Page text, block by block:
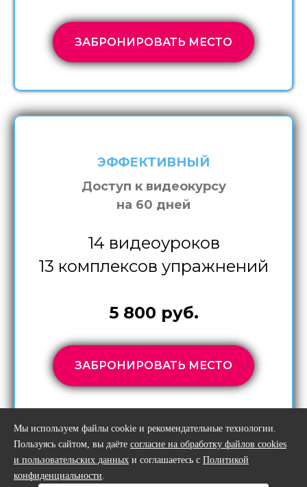
ЗАБРОНИРОВАТЬ МЕСТО
ЭФФЕКТИВНЫЙ
Доступ к видеокурсу
на 60 дней
14 видеоуроков
13 комплексов упражнений
5 800 руб.
ЗАБРОНИРОВАТЬ МЕСТО
ИП Логвина Я. А. Договор-оферта
Мы используем файлы cookie и рекомендательные технологии.
Пользуясь сайтом, вы даёте согласие на обработку файлов cookies
и пользовательских данных и соглашаетесь с Политикой
конфиденциальности.